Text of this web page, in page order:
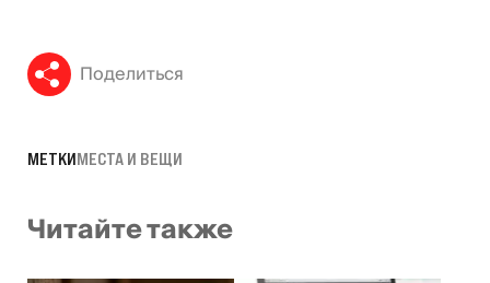
Поделиться
МЕТКИМЕСТА И ВЕЩИ
Читайте также